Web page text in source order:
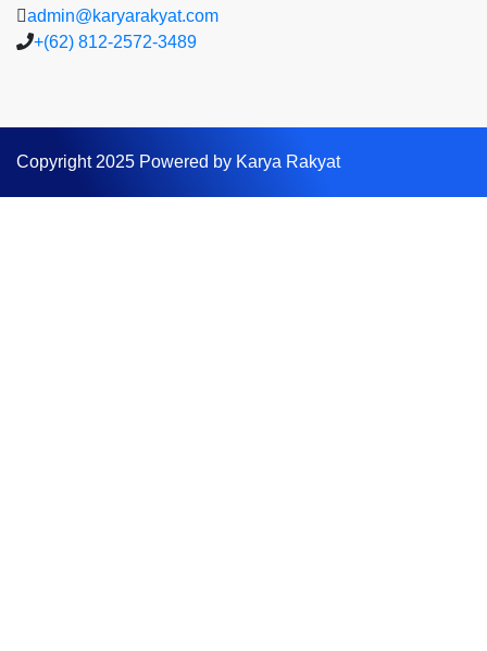
admin@karyarakyat.com
+(62) 812-2572-3489
Copyright 2025 Powered by Karya Rakyat